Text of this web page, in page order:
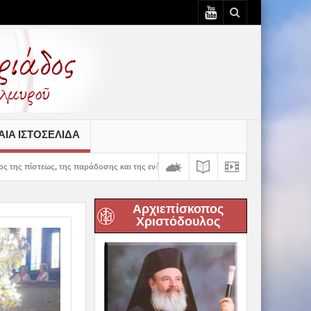
ΙΣΤΟΣΕΛΊΔΑ
και της ενότητας» – 100 χρόνια ζωής και προσφοράς του Ιερού Ναού
Αρχιεπίσκοπος
Χριστόδουλος